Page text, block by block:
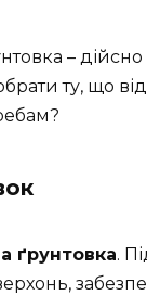
–
ту, що
ґрунтовка.